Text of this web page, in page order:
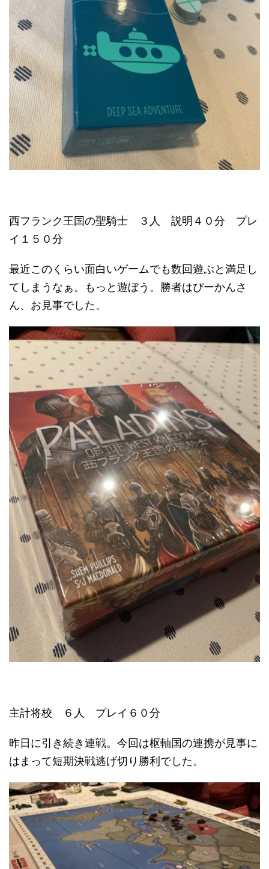
西フランク王国の聖騎士 ３人 説明４０分 プレ
イ１５０分
最近このくらい面白いゲームでも数回遊ぶと満足し
てしまうなぁ。もっと遊ぼう。勝者はぴーかんさ
ん、お見事でした。
主計将校 ６人 プレイ６０分
昨日に引き続き連戦。今回は枢軸国の連携が見事に
はまって短期決戦逃げ切り勝利でした。